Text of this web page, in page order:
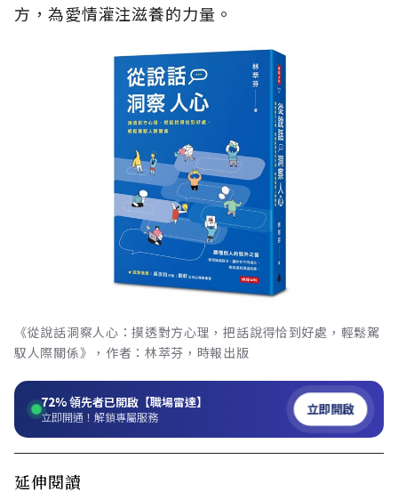
方，為愛情灌注滋養的力量。
《從說話洞察人心：摸透對方心理，把話說得恰到好處，輕鬆駕
馭人際關係》，作者：林萃芬，時報出版
72%領先者已開啟【職場雷達】
立即開通！解鎖專屬服務 立即開啟
延伸閱讀